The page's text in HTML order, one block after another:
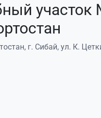
участок
г. Сибай, ул. К.